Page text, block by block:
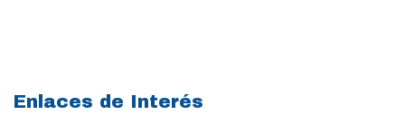
Enlaces de Interés